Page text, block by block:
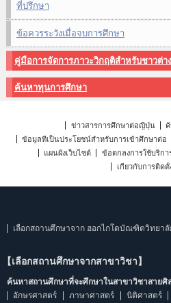
ที่ปรึกษา
ข้อควรระวังเมื่อจบการศึกษา
คู่มือการจัดการภาวะวิกฤติสำหรับชาวต่า
ค้นหาทุนการศึกษา
ข่าวสารการศึกษาต่อญี่ปุ่น
ข้อมูลที่เป็นประโยชน์สำหรับการเข้าศึกษาต่อ
แผนผังเว็บไซต์
ข้อตกลงการใช้บริกา
เกี่ยวกับการติดตั้
เลือกสถานศึกษาจาก ฮอกไกโดบัณฑิตวิทยาลั
【เลือกสถานศึกษาจากสาขาวิชา】
ค้นหาสถานศึกษาที่จะศึกษาในสาขาวิชาสายศิ
อักษรศาสตร์
ภาษาศาสตร์
นิติศาสตร์